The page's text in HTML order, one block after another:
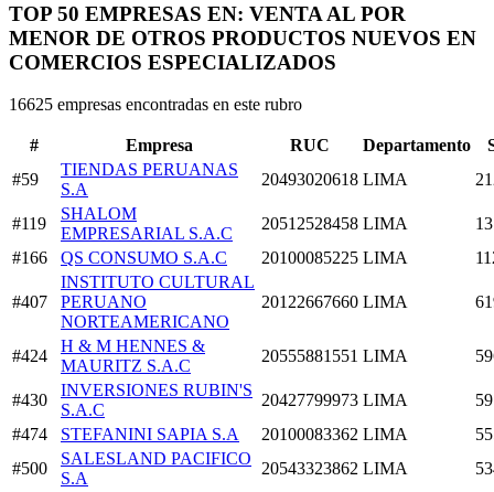
TOP 50 EMPRESAS EN: VENTA AL POR
MENOR DE OTROS PRODUCTOS NUEVOS EN
COMERCIOS ESPECIALIZADOS
16625 empresas encontradas en este rubro
# Empresa RUC Departamento
#59
TIENDAS PERUANAS
S.A
20493020618 LIMA
#119
SHALOM
EMPRESARIAL S.A.C
20512528458 LIMA
#166
QS CONSUMO S.A.C 20100085225 LIMA
#407
INSTITUTO CULTURAL
PERUANO
NORTEAMERICANO
20122667660 LIMA
#424
H & M HENNES &
MAURITZ S.A.C
20555881551 LIMA
#430
INVERSIONES RUBIN'S
S.A.C
20427799973 LIMA
#474
STEFANINI SAPIA S.A 20100083362 LIMA
#500
SALESLAND PACIFICO
S.A
20543323862 LIMA